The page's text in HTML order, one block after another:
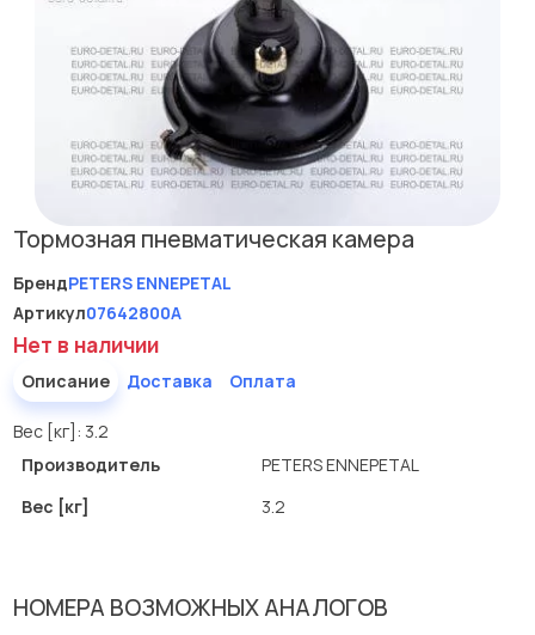
Тормозная пневматическая камера
БрендPETERS ENNEPETAL
Артикул07642800A
Нет в наличии
Описание Доставка Оплата
Вес [кг]: 3.2
Производитель
PETERS ENNEPETAL
Вес [кг]
3.2
НОМЕРА ВОЗМОЖНЫХ АНАЛОГОВ